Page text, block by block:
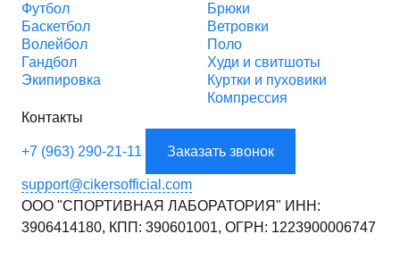
Футбол
Баскетбол
Волейбол
Гандбол
Экипировка
Брюки
Ветровки
Поло
Худи и свитшоты
Куртки и пуховики
Компрессия
Контакты
+7 (963) 290-21-11 Заказать звонок
support@cikersofficial.com
ООО "СПОРТИВНАЯ ЛАБОРАТОРИЯ" ИНН:
3906414180, КПП: 390601001, ОГРН: 1223900006747